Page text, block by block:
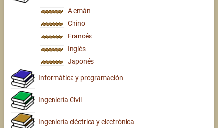
Alemán
Chino
Francés
Inglés
Japonés
Informática y programación
Ingeniería Civil
Ingeniería eléctrica y electrónica